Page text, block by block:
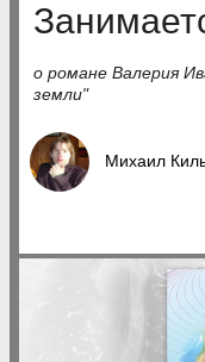
о романе Валерия
земли"
Михаил